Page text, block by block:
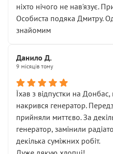
ніхто нічого не нав'язує.
Особиста подяка Дмитру.
знайомим
Данило Д.
9 місяців тому
Їхав з відпустки на
накрився генератор.
прийняли миттєво. За
генератор, замінили
декілька суміжних робіт.